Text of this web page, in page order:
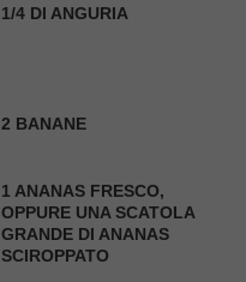
1/4 DI ANGURIA
2 BANANE
1 ANANAS FRESCO,
OPPURE UNA SCATOLA
GRANDE DI ANANAS
SCIROPPATO